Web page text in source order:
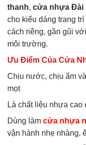
thanh, cửa nhựa Đài
cho kiểu dáng trang
cách riêng, gần gũi
môi trường.
Ưu Điểm Của Cửa
Chịu nước, chịu ẩm
mọt
Là chất liệu nhựa cao
Dùng làm cửa nhựa
vận hành nhẹ nhàng,